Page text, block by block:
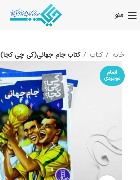
منو
خانه کتاب کتاب جام جهانی(کی چی کجا)
اتمام
موجودی